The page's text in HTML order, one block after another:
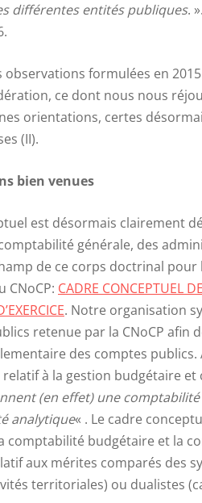
différentes entités publiques.
observations formulées en
ce dont nous nous
orientations, certes
(II).
bien venues
est désormais clairement
comptabilité générale, des
de ce corps doctrinal
CNoCP: CADRE CONCEPTUEL
. Notre organisation
retenue par la CNoCP
des comptes publics.
à la gestion budgétaire
(en effet) une
analytique« . Le cadre
comptabilité budgétaire et la
aux mérites comparés des
territoriales) ou dualistes